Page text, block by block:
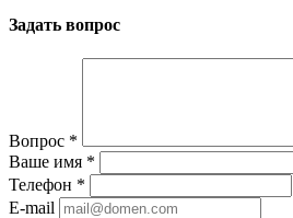
Задать вопрос
Вопрос *
Ваше имя *
Телефон *
E-mail